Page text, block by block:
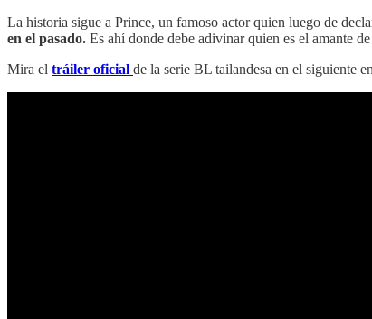
La historia sigue a Prince, un famoso actor quien luego de
en el pasado. Es ahí donde debe adivinar quien es el amante
Mira el tráiler oficial de la serie BL tailandesa en el siguiente